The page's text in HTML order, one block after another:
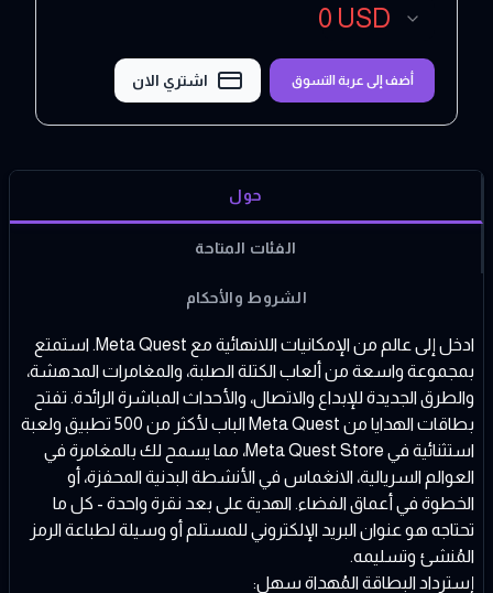
0 USD
أضف إلى عربة التسوق اشتري الان
حول
الفئات المتاحة
الشروط والأحكام
ادخل إلى عالم من الإمكانيات اللانهائية مع Meta Quest. استمتع
بمجموعة واسعة من ألعاب الكتلة الصلبة، والمغامرات المدهشة،
والطرق الجديدة للإبداع والاتصال، والأحداث المباشرة الرائدة. تفتح
بطاقات الهدايا من Meta Quest الباب لأكثر من 500 تطبيق ولعبة
استثنائية في Meta Quest Store، مما يسمح لك بالمغامرة في
العوالم السريالية، الانغماس في الأنشطة البدنية المحفزة، أو
الخطوة في أعماق الفضاء. الهدية على بعد نقرة واحدة - كل ما
تحتاجه هو عنوان البريد الإلكتروني للمستلم أو وسيلة لطباعة الرمز
المُنشئ وتسليمه.
إسترداد البطاقة المُهداة سهل: